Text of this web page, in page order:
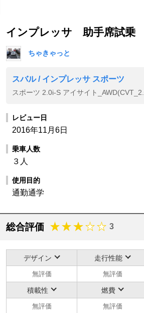
インプレッサ 助手席試乗
ちゃきゃっと
スバル / インプレッサ スポーツ
スポーツ 2.0i-S アイサイト
レビュー日
2016年11月6日
乗車人数
３人
使用目的
通勤通学
総合評価 3
デザイン 走行性能
無評価 無評価
積載性 燃費
無評価 無評価